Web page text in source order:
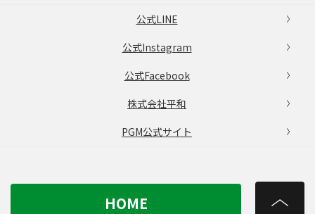
公式LINE
公式Instagram
公式Facebook
株式会社平和
PGM公式サイト
HOME